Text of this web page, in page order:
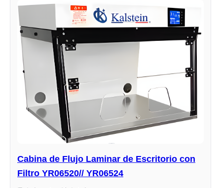
Cabina de Flujo Laminar de Escritorio con
Filtro YR06520// YR06524